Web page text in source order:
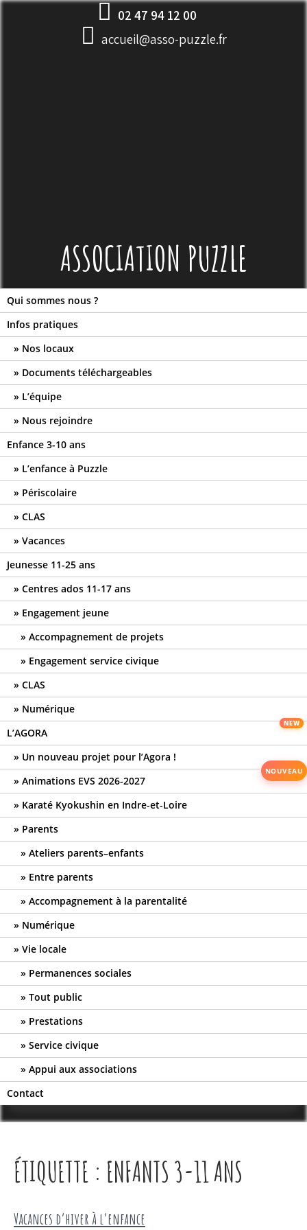
Skip
02 47 94 12 00
accueil@asso-puzzle.fr
ASSOCIATION PUZZLE
Qui sommes nous ?
Infos pratiques
Nos locaux
Documents téléchargeables
L’équipe
Nous rejoindre
Enfance 3-10 ans
L’enfance à Puzzle
Périscolaire
CLAS
Vacances
Jeunesse 11-25 ans
Centres ados 11-17 ans
Engagement jeune
Accompagnement de projets
Engagement service civique
CLAS
Numérique
L’AGORA
Un nouveau projet pour l’Agora !
Animations EVS 2026-2027
Karaté Kyokushin en Indre-et-Loire
Parents
Ateliers parents–enfants
Entre parents
Accompagnement à la parentalité
Numérique
Vie locale
Permanences sociales
Tout public
Prestations
Service civique
Appui aux associations
Contact
ÉTIQUETTE : ENFANTS 3-11 ANS
Vacances d’hiver à l’enfance